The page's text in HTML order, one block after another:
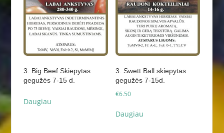
3. Big Beef Skiepytas
gegužės 7-15 d.
Daugiau
3. Swett Ball skiepytas
gegužės 7-15d.
€6.50
Daugiau